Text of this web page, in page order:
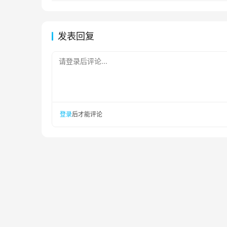
发表回复
请登录后评论...
登录后才能评论